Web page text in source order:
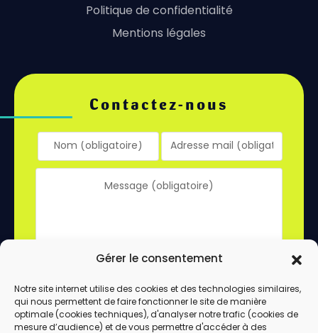
Gérer le consentement
Notre site internet utilise des cookies et des technologies similaires,
qui nous permettent de faire fonctionner le site de manière
optimale (cookies techniques), d'analyser notre trafic (cookies de
mesure d’audience) et de vous permettre d'accéder à des
Politique de confidentialité
Mentions légales
Contactez-nous
En utilisant ce formulaire, vous acceptez le
stockage et le traitement de vos données